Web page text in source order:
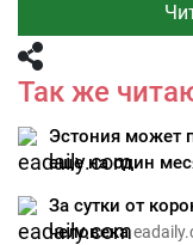
Так же
Эстония может
еще на один
За сутки от
человека